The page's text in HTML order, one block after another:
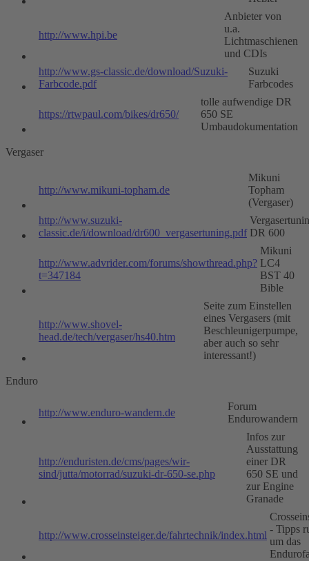
http://www.hpi.be
Anbieter von
u.a.
Lichtmaschienen
und CDIs
http://www.gs-classic.de/download/Suzuki-
Farbcode.pdf
Suzuki
Farbcodes
https://rtwpaul.com/bikes/dr650/
tolle aufwendige DR
650 SE
Umbaudokumentation
Vergaser
http://www.mikuni-topham.de
Mikuni
Topham
(Vergaser)
http://www.suzuki-
classic.de/i/download/dr600_vergasertuning.pdf DR 600
http://www.advrider.com/forums/showthread.php?
t=347184
Mikuni
LC4
BST 40
Bible
http://www.shovel-
head.de/tech/vergaser/hs40.htm
Seite zum Einstellen
eines Vergasers (mit
Beschleunigerpumpe,
aber auch so sehr
interessant!)
Enduro
http://www.enduro-wandern.de
Forum
Endurowandern
http://enduristen.de/cms/pages/wir-
sind/jutta/motorrad/suzuki-dr-650-se.php
Infos zur
Ausstattung
einer DR
650 SE und
zur Engine
Granade
http://www.crosseinsteiger.de/fahrtechnik/index.html
- Tipps
um das